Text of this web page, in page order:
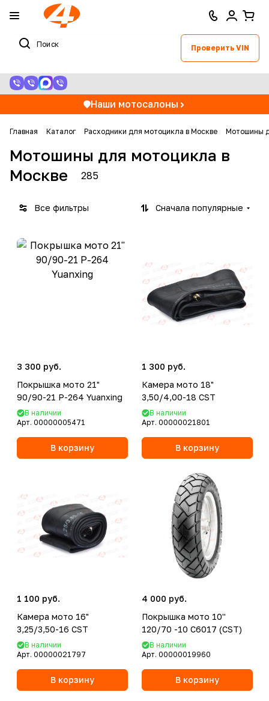
Проверить VIN
Наши мотосалоны
Главная Каталог Расходники для мотоцикла в Москве Мотошины
Мотошины для мотоцикла в
Москве
285
Все фильтры Сначала популярные
3 300 руб.
Покрышка мото 21"
90/90-21 P-264 Yuanxing
В наличии
Арт. 00000005471
В корзину
1 300 руб.
Камера мото 18"
3,50/4,00-18 CST
В наличии
Арт. 00000021801
В корзину
1 100 руб.
Камера мото 16"
3,25/3,50-16 CST
В наличии
Арт. 00000021797
В корзину
4 000 руб.
Покрышка мото 10''
120/70 -10 C6017 (CST)
В наличии
Арт. 00000019960
В корзину